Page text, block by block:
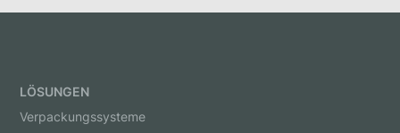
LÖSUNGEN
Verpackungssysteme